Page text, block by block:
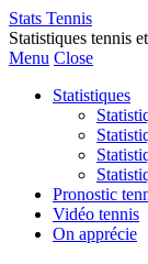
Stats Tennis
Statistiques tennis
Menu Close
Statistiques
Pronostic
Vidéo tennis
On apprécie